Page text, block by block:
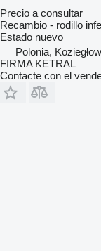
Precio a consultar
Recambio - rodillo
Estado nuevo
Polonia,
FIRMA KETRAL
Contacte con el